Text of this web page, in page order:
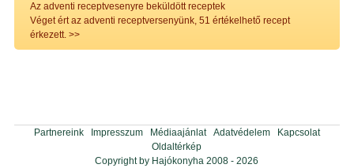
Hidegkonyhai készítmények
Főtt tészták
Zsiradékban sült tészták
Sütőben sült tészták
Házi befőzés
Pácok
Fűszerkeverékek, ízesítők
Az adventi receptvesenyre beküldött receptek
Véget ért az adventi receptversenyünk, 51 értékelhető recept
érkezett. >>
Partnereink Impresszum Médiaajánlat Adatvédelem
Kapcsolat
Oldaltérkép
Copyright by Hajókonyha 2008 - 2026